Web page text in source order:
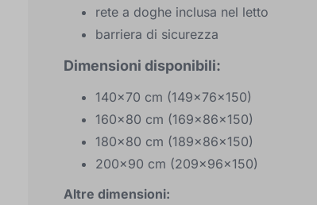
rete a doghe inclusa nel letto
barriera di sicurezza
Dimensioni disponibili:
140x70 cm (149x76x150)
160x80 cm (169x86x150)
180x80 cm (189x86x150)
200x90 cm (209x96x150)
Altre dimensioni: